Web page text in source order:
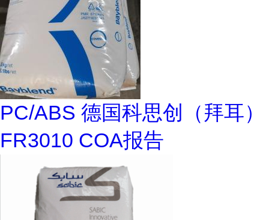
PC/ABS 德国科思创（拜耳）
FR3010 COA报告